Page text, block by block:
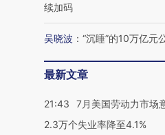
续加码
吴晓波 ： “沉睡”的10万亿元
最新文章
21:43
7月美国劳动力市场
2.3万个失业率降至4.1%